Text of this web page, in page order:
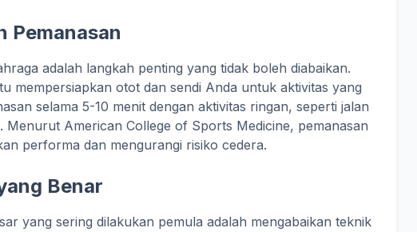
Pemanasan
adalah langkah penting yang tidak boleh diabaikan.
mempersiapkan otot dan sendi Anda untuk aktivitas yang
selama 5-10 menit dengan aktivitas ringan, seperti jalan
Menurut American College of Sports Medicine, pemanasan
performa dan mengurangi risiko cedera.
Benar
yang sering dilakukan pemula adalah mengabaikan teknik